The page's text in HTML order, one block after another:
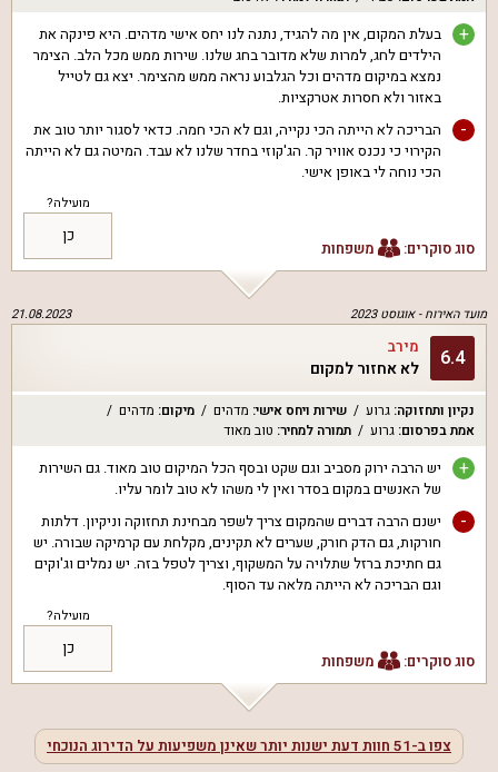
+
בעלת המקום, אין מה להגיד, נתנה לנו יחס אישי מדהים. היא פינקה את
הילדים לחג, למרות שלא מדובר בחג שלנו. שירות ממש מכל הלב. הצימר
נמצא במיקום מדהים וכל הגלבוע נראה ממש מהצימר. יצא גם לטייל
באזור ולא חסרות אטרקציות.
-
הבריכה לא הייתה הכי נקייה, וגם לא הכי חמה. כדאי לסגור יותר טוב את
הקירוי כי נכנס אוויר קר. הג'קוזי בחדר שלנו לא עבד. המיטה גם לא הייתה
הכי נוחה לי באופן אישי.
סוג סוקרים: משפחות
מועילה?
כן
מועד האירוח -אוגוסט 2023 21.08.2023
6.4 מירב
לא אחזור למקום
נקיון ותחזוקה: גרוע שירות ויחס אישי: מדהים מיקום: מדהים
אמת בפרסום: גרוע תמורה למחיר: טוב מאוד
+
יש הרבה ירוק מסביב וגם שקט ובסף הכל המיקום טוב מאוד. גם השירות
של האנשים במקום בסדר ואין לי משהו לא טוב לומר עליו.
-
ישנם הרבה דברים שהמקום צריך לשפר מבחינת תחזוקה וניקיון. דלתות
חורקות, גם הדק חורק, שערים לא תקינים, מקלחת עם קרמיקה שבורה. יש
גם חתיכת ברזל שתלויה על המשקוף, וצריך לטפל בזה. יש נמלים וג'וקים
וגם הבריכה לא הייתה מלאה עד הסוף.
סוג סוקרים: משפחות
מועילה?
כן
צפו ב-51חוות דעת ישנות יותר שאינן משפיעות על הדירוג הנוכחי